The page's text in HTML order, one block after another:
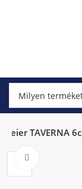
Leier